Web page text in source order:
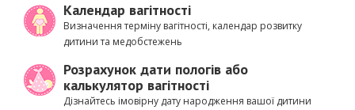
Календар вагітності
Визначення терміну вагітності, календар розвитку
дитини та медобстежень
Розрахунок дати пологів або
калькулятор вагітності
Дізнайтесь імовірну дату народження вашої дитини